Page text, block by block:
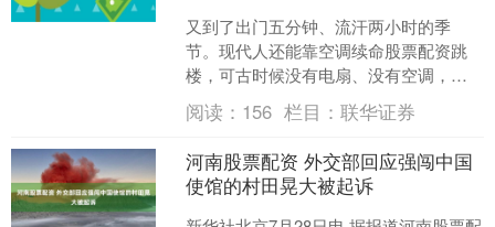
又到了出门五分钟、流汗两小时的季
节。现代人还能靠空调续命股票配资跳
楼，可古时候没有电扇、没有空调，古
人们是怎么熬过三伏天的？ 本文分享8首
古人吐槽酷暑的诗篇，看....
阅读： 156 栏目：联华证券
河南股票配资 外交部回应强闯中国
使馆的村田晃大被起诉